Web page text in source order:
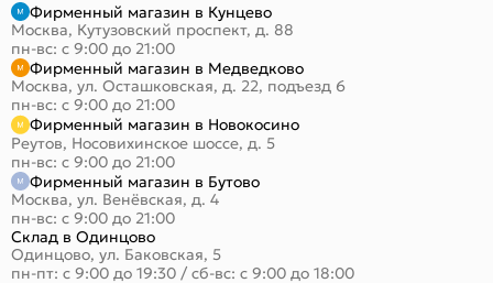
Фирменный магазин в Кунцево
Москва, Кутузовский проспект, д. 88
пн-вс: с 9:00 до 21:00
Фирменный магазин в Медведково
Москва, ул. Осташковская, д. 22, подъезд 6
пн-вс: с 9:00 до 21:00
Фирменный магазин в Новокосино
Реутов, Носовихинское шоссе, д. 5
пн-вс: с 9:00 до 21:00
Фирменный магазин в Бутово
Москва, ул. Венёвская, д. 4
пн-вс: с 9:00 до 21:00
Склад в Одинцово
Одинцово, ул. Баковская, 5
пн-пт: с 9:00 до 19:30 / сб-вс: с 9:00 до 18:00